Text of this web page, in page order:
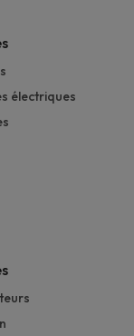
électriques